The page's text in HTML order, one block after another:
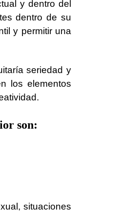
y dentro del
dentro de su
y permitir una
seriedad y
los elementos
son:
situaciones